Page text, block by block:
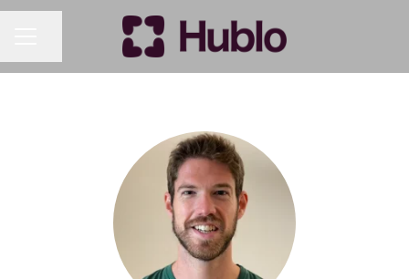
MENU CARRIÈRE
Partager la page